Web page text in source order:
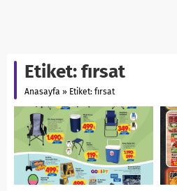
Etiket:fırsat
Anasayfa » Etiket: fırsat